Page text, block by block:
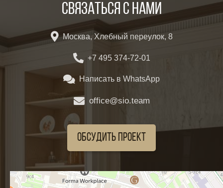
Связаться с нами
Москва, Хлебный переулок, 8
+7 495 374-72-01
Написать в WhatsApp
office@sio.team
Обсудить проект